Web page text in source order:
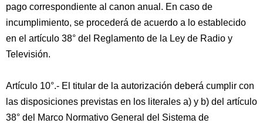
pago correspondiente al canon anual. En caso de
incumplimiento, se procederá de acuerdo a lo establecido
en el artículo 38° del Reglamento de la Ley de Radio y
Televisión.
Artículo 10°.- El titular de la autorización deberá cumplir con
las disposiciones previstas en los literales a) y b) del artículo
38° del Marco Normativo General del Sistema de